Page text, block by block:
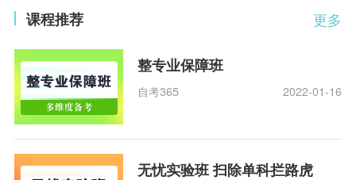
更多
课程推荐
整专业保障班
自考365 2022-01-16
无忧实验班 扫除单科拦路虎